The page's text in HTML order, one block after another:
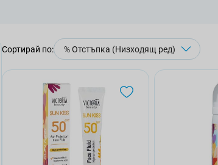
Сортирай по: